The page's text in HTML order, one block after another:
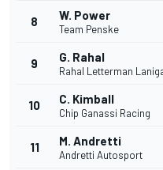
8 W. Power
Team Penske
9 G. Rahal
Rahal Letterman
10 C. Kimball
Chip Ganassi Racing
11 M. Andretti
Andretti Autosport